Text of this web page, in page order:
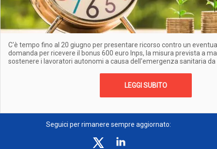
C'è tempo fino al 20 giugno per presentare ricorso contro un
domanda per ricevere il bonus 600 euro Inps, la misura prevista a
sostenere i lavoratori autonomi a causa dell'emergenza sanitaria
LEGGI SUBITO
Seguici per rimanere sempre aggiornato: